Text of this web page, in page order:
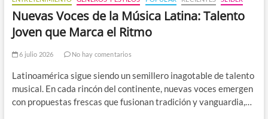
Nuevas Voces de la Música Latina: Talento
Joven que Marca el Ritmo
6 julio 2026 No hay comentarios
Latinoamérica sigue siendo un semillero inagotable de talento
musical. En cada rincón del continente, nuevas voces emergen
con propuestas frescas que fusionan tradición y vanguardia,…